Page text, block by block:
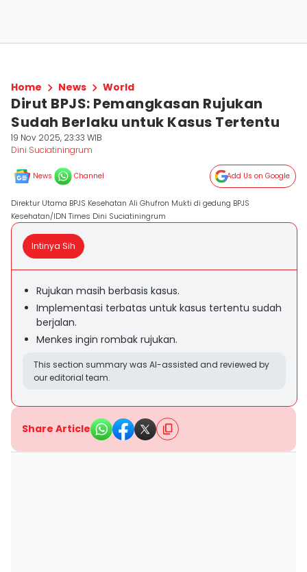
Home News World
Dirut BPJS: Pemangkasan Rujukan
Sudah Berlaku untuk Kasus Tertentu
19 Nov 2025, 23:33 WIB
Dini Suciatiningrum
News Channel Add Us on Google
Direktur Utama BPJS Kesehatan Ali Ghufron Mukti di gedung BPJS
Kesehatan/IDN Times Dini Suciatiningrum
Intinya Sih
Rujukan masih berbasis kasus.
Implementasi terbatas untuk kasus tertentu sudah
berjalan.
Menkes ingin rombak rujukan.
This section summary was AI-assisted and reviewed by
our editorial team.
Share Article